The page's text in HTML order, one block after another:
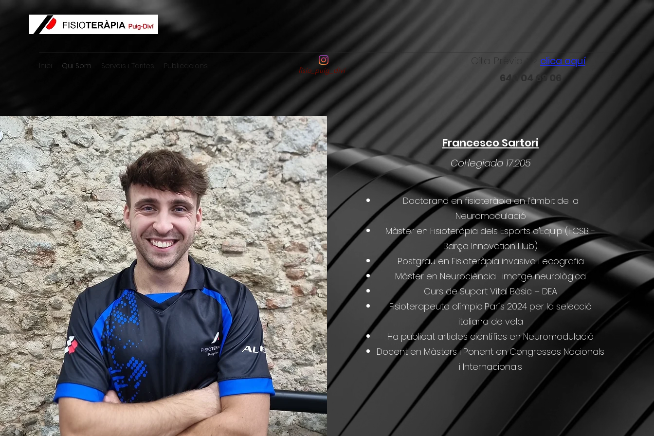
Inici Qui Som Serveis i Tarifes Publicacions fisio_puig_divi
Cita Prèvia >>>
clica aquí
640 04 69 06
Francesco Sartori
Col·legiada 17.205
Doctorand en fisioteràpia en l’àmbit de la
Neuromodulació
Màster en Fisioteràpia dels Esports d'Equip (FCSB -
Barça Innovation Hub)
Postgrau en Fisioteràpia invasiva i ecografia
Màster en Neurociència i imatge neurològica
Curs de Suport Vital Bàsic – DEA
Fisioterapeuta olímpic París 2024 per la selecció
italiana de vela
Ha publicat articles científics en Neuromodulació
Docent en Màsters i Ponent en Congressos Nacionals
i Internacionals